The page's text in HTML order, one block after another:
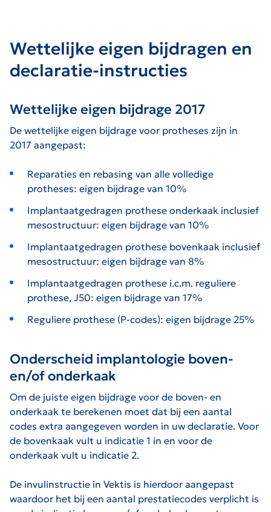
Wettelijke eigen bijdragen en
declaratie-instructies
Wettelijke eigen bijdrage 2017
De wettelijke eigen bijdrage voor protheses zijn in
2017 aangepast:
Reparaties en rebasing van alle volledige
protheses: eigen bijdrage van 10%
Implantaatgedragen prothese onderkaak inclusief
mesostructuur: eigen bijdrage van 10%
Implantaatgedragen prothese bovenkaak inclusief
mesostructuur: eigen bijdrage van 8%
Implantaatgedragen prothese i.c.m. reguliere
prothese, J50: eigen bijdrage van 17%
Reguliere prothese (P-codes): eigen bijdrage 25%
Onderscheid implantologie boven-
en/of onderkaak
Om de juiste eigen bijdrage voor de boven- en
onderkaak te berekenen moet dat bij een aantal
codes extra aangegeven worden in uw declaratie. Voor
de bovenkaak vult u indicatie 1 in en voor de
onderkaak vult u indicatie 2.
De invulinstructie in Vektis is hierdoor aangepast
waardoor het bij een aantal prestatiecodes verplicht is